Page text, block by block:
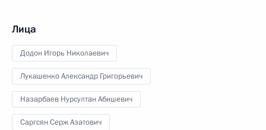
Лица
Додон Игорь Николаевич
Лукашенко Александр Григорьевич
Назарбаев Нурсултан Абишевич
Саргсян Серж Азатович